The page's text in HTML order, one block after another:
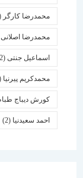
محمدرضا کارگر(2)
محمدرضا اصلانی(2)
اسماعیل جنتی(2)
محمدکریم پیرنیا (2)
کورش دیباج طباطبایی(2)
احمد سعیدنیا (2)